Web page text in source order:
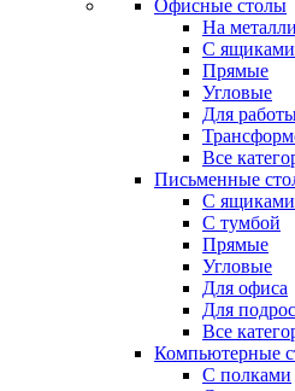
Офисные столы
На
С ящиками
Прямые
Угловые
Для
Все
Письменные
С ящиками
С тумбой
Прямые
Угловые
Для офиса
Для
Все
Компьютерные
С полками